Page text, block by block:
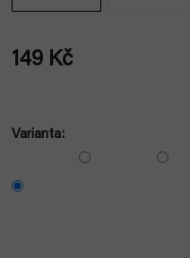
149 Kč
Varianta